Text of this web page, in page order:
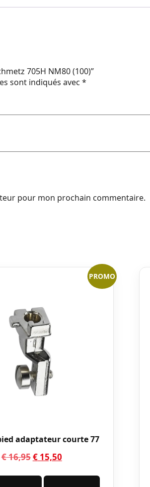
705H NM80 (100)”
sont indiqués avec *
pour mon prochain commentaire.
PROMO
adaptateur courte 77
€16,95Le
initial
€15,50Le
actuel